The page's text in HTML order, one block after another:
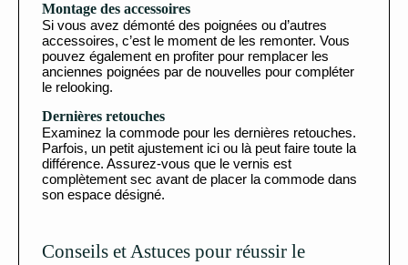
Montage des accessoires
Si vous avez démonté des poignées ou d’autres
accessoires, c’est le moment de les remonter. Vous
pouvez également en profiter pour remplacer les
anciennes poignées par de nouvelles pour compléter
le relooking.
Dernières retouches
Examinez la commode pour les dernières retouches.
Parfois, un petit ajustement ici ou là peut faire toute la
différence. Assurez-vous que le vernis est
complètement sec avant de placer la commode dans
son espace désigné.
Conseils et Astuces pour réussir le